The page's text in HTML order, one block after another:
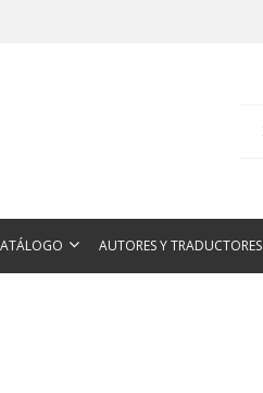
AUTORES Y TRADUCTORES